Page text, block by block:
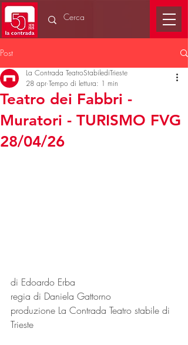
Post
Teatro dei Fabbri -
Muratori - TURISMO FVG
28/04/26
La Contrada TeatroStabilediTrieste
28 apr Tempo di lettura: 1 min
di Edoardo Erba
regia di Daniela Gattorno
produzione La Contrada Teatro stabile di
Trieste